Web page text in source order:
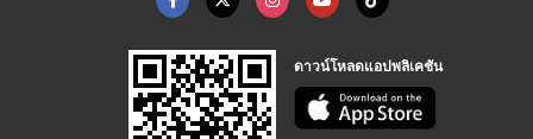
ดาวน์โหลดแอปพลิเคชัน